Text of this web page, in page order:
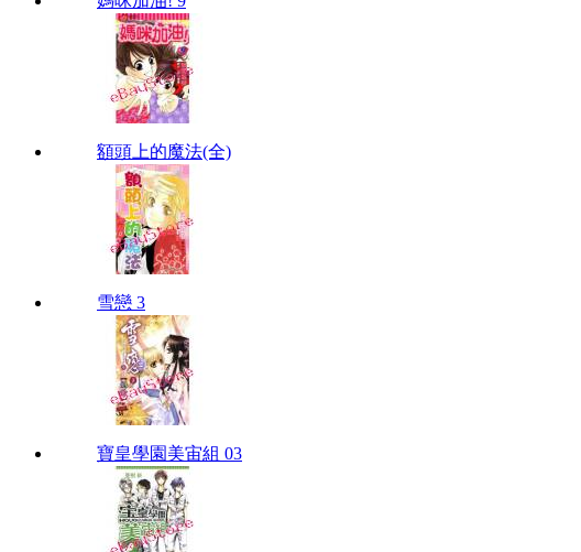
額頭上的魔法(全)
雪戀 3
寶皇學園美宙組 03